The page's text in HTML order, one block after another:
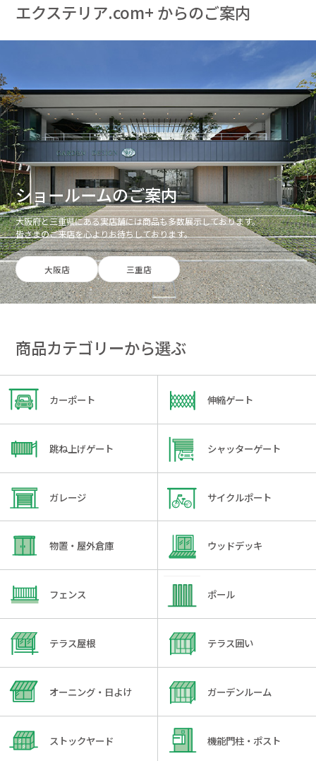
エクステリア.com+ からのご案内
ショールームのご案内
大阪府と三重県にある実店舗には商品も多数展示しております。
皆さまのご来店を心よりお待ちしております。
大阪店 三重店
商品カテゴリーから選ぶ
カーポート 伸縮ゲート
跳ね上げゲート シャッターゲート
ガレージ サイクルポート
物置・屋外倉庫 ウッドデッキ
フェンス ポール
テラス屋根 テラス囲い
オーニング・日よけ ガーデンルーム
ストックヤード 機能門柱・ポスト